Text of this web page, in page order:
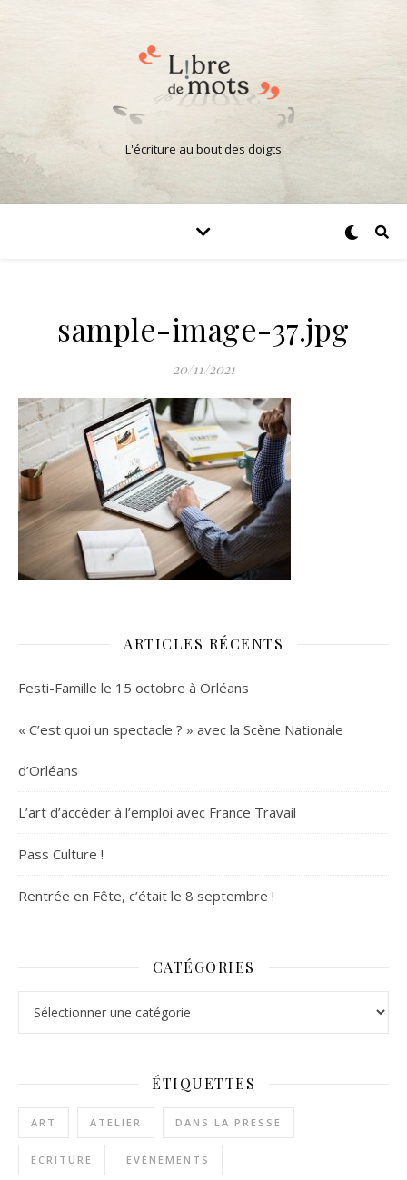
L'écriture au bout des doigts
sample-image-37.jpg
20/11/2021
ARTICLES RÉCENTS
Festi-Famille le 15 octobre à Orléans
« C’est quoi un spectacle ? » avec la Scène Nationale
d’Orléans
L’art d’accéder à l’emploi avec France Travail
Pass Culture !
Rentrée en Fête, c’était le 8 septembre !
CATÉGORIES
ÉTIQUETTES
ART ATELIER DANS LA PRESSE
ECRITURE EVÈNEMENTS